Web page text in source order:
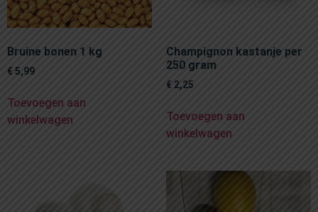
Bruine bonen 1 kg
€ 5,99
Toevoegen aan
winkelwagen
Champignon kastanje per
250 gram
€ 2,25
Toevoegen aan
winkelwagen